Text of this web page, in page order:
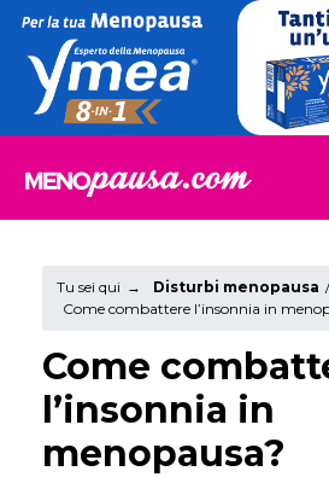
Tu sei qui → Disturbi menopausa /
Come combattere l’insonnia in
Come
l’insonnia in
menopausa?